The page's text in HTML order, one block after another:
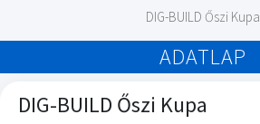
DIG-BUILD Őszi Kupa
ADATLAP
DIG-BUILD Őszi Kupa